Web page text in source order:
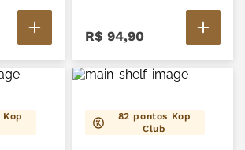
R$ 94,90
82 pontos Kop
Club